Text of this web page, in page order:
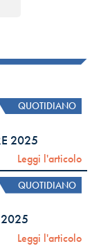
QUOTIDIANO
2025
Leggi l'articolo
QUOTIDIANO
Leggi l'articolo